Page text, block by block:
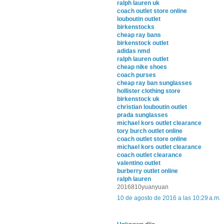
ralph lauren uk
coach outlet store online
louboutin outlet
birkenstocks
cheap ray bans
birkenstock outlet
adidas nmd
ralph lauren outlet
cheap nike shoes
coach purses
cheap ray ban sunglasses
hollister clothing store
birkenstock uk
christian louboutin outlet
prada sunglasses
michael kors outlet clearance
tory burch outlet online
coach outlet store online
michael kors outlet clearance
coach outlet clearance
valentino outlet
burberry outlet online
ralph lauren
2016810yuanyuan
10 de agosto de 2016 a las 10:29 a.m.